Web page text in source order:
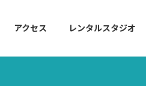
アクセス レンタルスタジオ